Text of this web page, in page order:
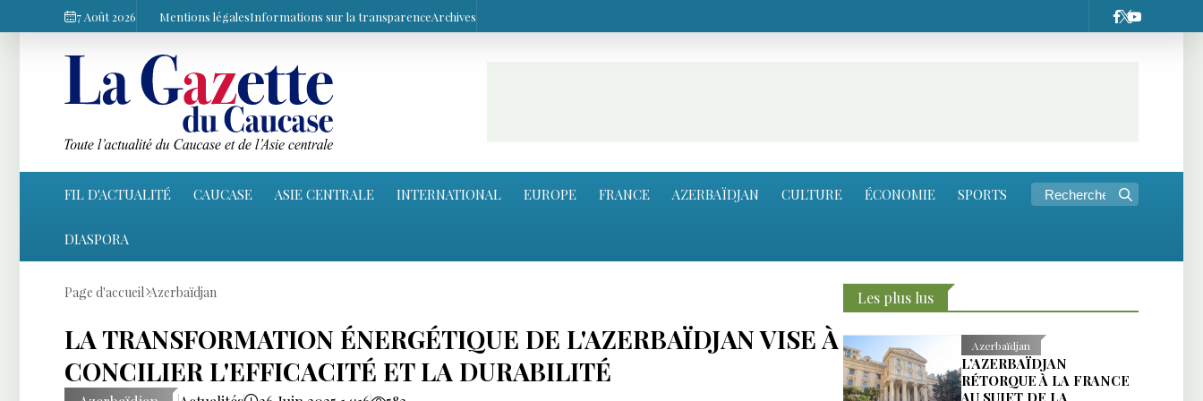
7 Août 2026 Mentions légalesInformations sur la transparenceArchives
FIL D'ACTUALITÉ CAUCASE ASIE CENTRALE INTERNATIONAL EUROPE FRANCE AZERBAÏDJAN CULTURE ÉCONOMIE SPORTS
DIASPORA
Page d'accueil Azerbaïdjan
LA TRANSFORMATION ÉNERGÉTIQUE DE L'AZERBAÏDJAN VISE À
CONCILIER L'EFFICACITÉ ET LA DURABILITÉ
Les plus lus
Azerbaïdjan
L’AZERBAÏDJAN
RÉTORQUE À LA FRANCE